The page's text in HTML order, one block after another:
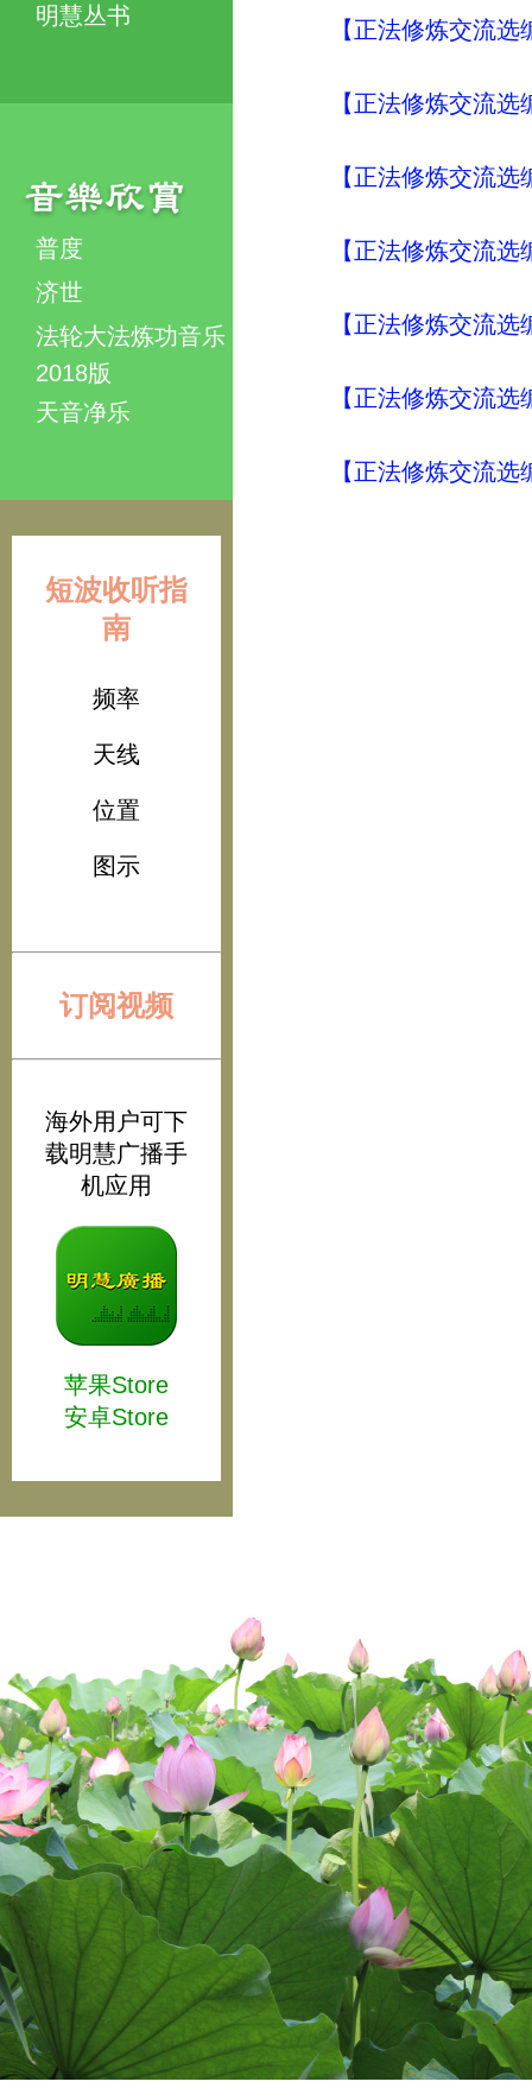
明慧丛书
普度
济世
法轮大法炼功音乐
2018版
天音净乐
短波收听指
南
频率
天线
位置
图示
订阅视频
海外用户可下
载明慧广播手
机应用
苹果Store
安卓Store
【正法修炼交流
【正法修炼交流
【正法修炼交流
【正法修炼交流
【正法修炼交流
【正法修炼交流
【正法修炼交流